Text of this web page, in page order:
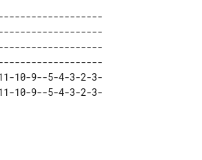
10-9--5-4-3-2-3-
10-9--5-4-3-2-3-
|
|
|
|